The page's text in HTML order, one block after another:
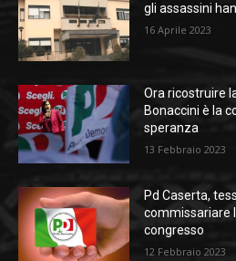
gli assassini
16 Aprile 2023
Ora ricostruire
Bonaccini è la
speranza
13 Febbraio 2023
Pd Caserta,
commissariare
congresso
12 Febbraio 2023